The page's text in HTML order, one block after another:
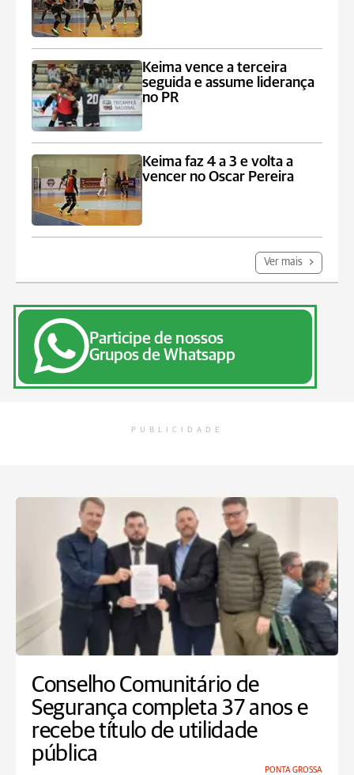
Keima vence a terceira
seguida e assume liderança
no PR
Keima faz 4 a 3 e volta a
vencer no Oscar Pereira
Ver mais
Participe de nossos
Grupos de Whatsapp
PUBLICIDADE
Conselho Comunitário de
Segurança completa 37 anos e
recebe título de utilidade
pública
PONTA GROSSA